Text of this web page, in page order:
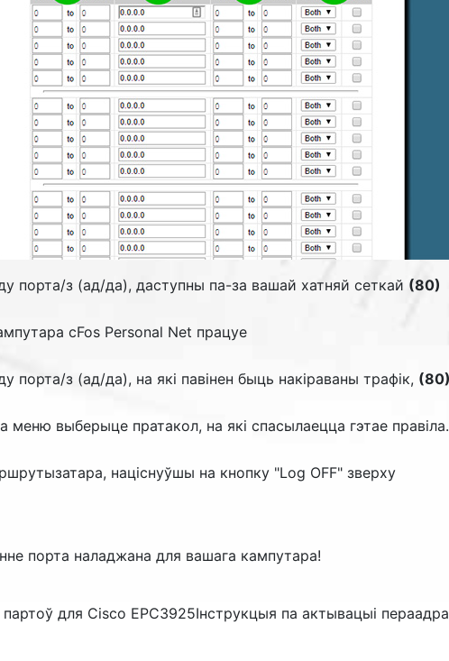
порта/з (ад/да), даступны па-за вашай хатняй сеткай (80)
cFos Personal Net працуе
порта/з (ад/да), на які павінен быць накіраваны трафік, (80)
меню выберыце пратакол, на які спасылаецца гэтае
націснуўшы на кнопку "Log OFF" зверху
порта наладжана для вашага кампутара!
для Cisco EPC3925Інструкцыя па актывацыі